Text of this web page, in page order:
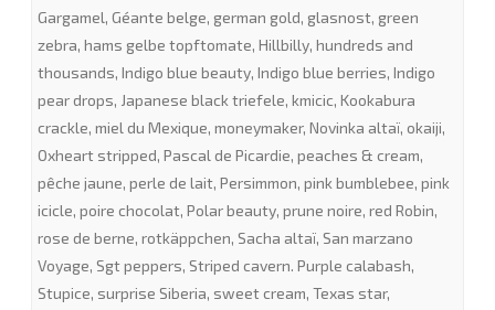
Gargamel, Géante belge, german gold, glasnost, green
zebra, hams gelbe topftomate, Hillbilly, hundreds and
thousands, Indigo blue beauty, Indigo blue berries, Indigo
pear drops, Japanese black triefele, kmicic, Kookabura
crackle, miel du Mexique, moneymaker, Novinka altaï, okaiji,
Oxheart stripped, Pascal de Picardie, peaches & cream,
pêche jaune, perle de lait, Persimmon, pink bumblebee, pink
icicle, poire chocolat, Polar beauty, prune noire, red Robin,
rose de berne, rotkäppchen, Sacha altaï, San marzano
Voyage, Sgt peppers, Striped cavern. Purple calabash,
Stupice, surprise Siberia, sweet cream, Texas star,